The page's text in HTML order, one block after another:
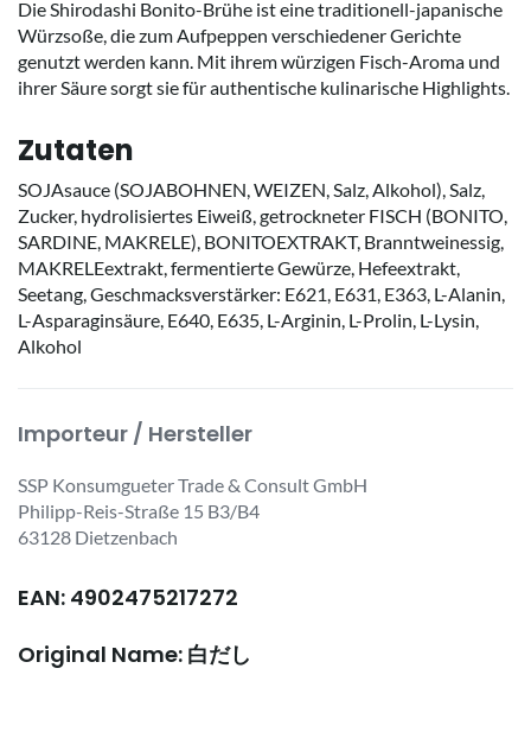
Die Shirodashi Bonito-Brühe ist eine traditionell-japanische
Würzsoße, die zum Aufpeppen verschiedener Gerichte
genutzt werden kann. Mit ihrem würzigen Fisch-Aroma und
ihrer Säure sorgt sie für authentische kulinarische Highlights.
Zutaten
SOJAsauce (SOJABOHNEN, WEIZEN, Salz, Alkohol), Salz,
Zucker, hydrolisiertes Eiweiß, getrockneter FISCH (BONITO,
SARDINE, MAKRELE), BONITOEXTRAKT, Branntweinessig,
MAKRELEextrakt, fermentierte Gewürze, Hefeextrakt,
Seetang, Geschmacksverstärker: E621, E631, E363, L-Alanin,
L-Asparaginsäure, E640, E635, L-Arginin, L-Prolin, L-Lysin,
Alkohol
Importeur / Hersteller
SSP Konsumgueter Trade & Consult GmbH
Philipp-Reis-Straße 15 B3/B4
63128 Dietzenbach
EAN: 4902475217272
Original Name: 白だし